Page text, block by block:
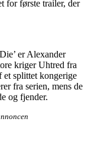
for første trailer, der
er Alexander
kriger Uhtred fra
et splittet kongerige
fra serien, mens de
og fjender.